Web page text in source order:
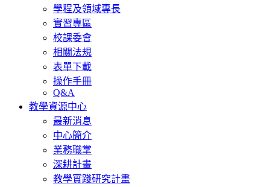
學程及領域專長
實習專區
校課委會
相關法規
表單下載
操作手冊
Q&A
教學資源中心
最新消息
中心簡介
業務職掌
深耕計畫
教學實踐研究計畫